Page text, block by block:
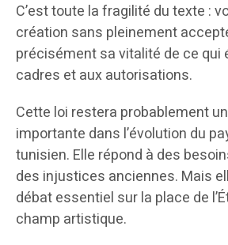
C’est toute la fragilité du texte :
création sans pleinement
précisément sa vitalité de ce qui
cadres et aux autorisations.
Cette loi restera probablement
importante dans l’évolution du
tunisien. Elle répond à des
des injustices anciennes. Mais
débat essentiel sur la place de
champ artistique.